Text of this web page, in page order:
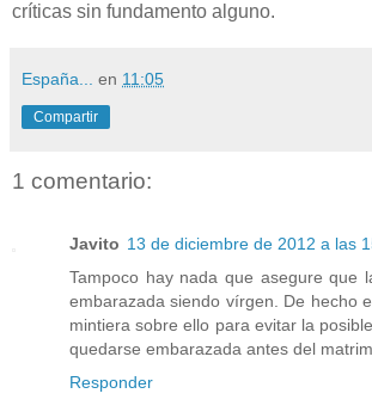
críticas sin fundamento alguno.
España... en 11:05
Compartir
1 comentario:
Javito 13 de diciembre de 2012 a las
Tampoco hay nada que asegure que
embarazada siendo vírgen. De hecho
mintiera sobre ello para evitar la
quedarse embarazada antes del
Responder